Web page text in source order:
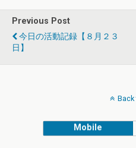
Previous Post
今日の活動記録【８月２３
日】
Mobile